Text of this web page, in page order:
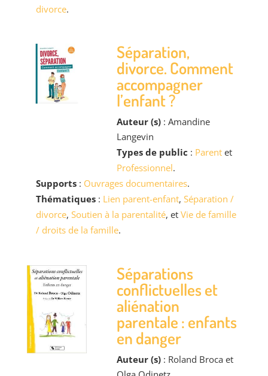
divorce.
Séparation,
divorce. Comment
accompagner
l’enfant ?
Auteur (s): Amandine
Langevin
Types de public : Parentet
Professionnel.
Supports: Ouvrages documentaires.
Thématiques: Lien parent-enfant, Séparation /
divorce, Soutien à la parentalité, et Vie de famille
/ droits de la famille.
Séparations
conflictuelles et
aliénation
parentale : enfants
en danger
Auteur (s): Roland Broca et